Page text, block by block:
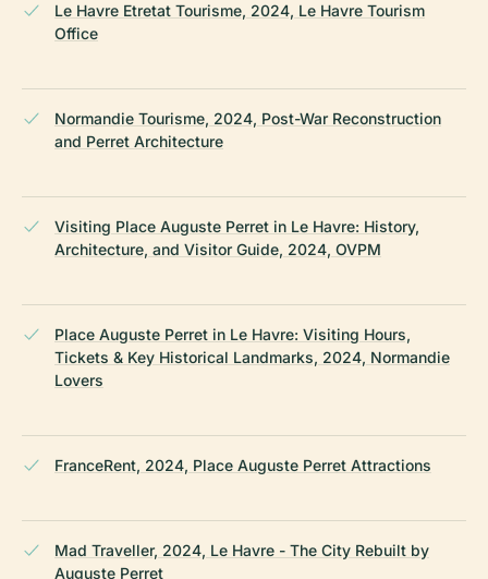
Le Havre Etretat Tourisme, 2024, Le Havre Tourism
Office
Normandie Tourisme, 2024, Post-War Reconstruction
and Perret Architecture
Visiting Place Auguste Perret in Le Havre: History,
Architecture, and Visitor Guide, 2024, OVPM
Place Auguste Perret in Le Havre: Visiting Hours,
Tickets & Key Historical Landmarks, 2024, Normandie
Lovers
FranceRent, 2024, Place Auguste Perret Attractions
Mad Traveller, 2024, Le Havre - The City Rebuilt by
Auguste Perret